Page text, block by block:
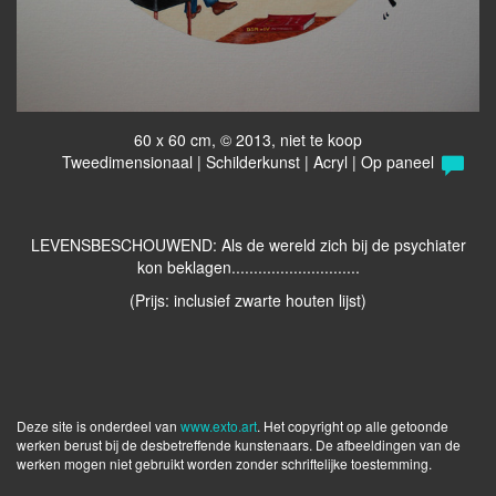
60 x 60 cm, © 2013, niet te koop
Tweedimensionaal | Schilderkunst | Acryl | Op paneel
LEVENSBESCHOUWEND: Als de wereld zich bij de psychiater
kon beklagen.............................
(Prijs: inclusief zwarte houten lijst)
Deze site is onderdeel van www.exto.art. Het copyright op alle getoonde
werken berust bij de desbetreffende kunstenaars. De afbeeldingen van de
werken mogen niet gebruikt worden zonder schriftelijke toestemming.